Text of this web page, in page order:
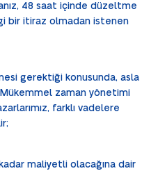
48 saat içinde düzeltme
bir itiraz olmadan istenen
gerektiği konusunda, asla
Mükemmel zaman yönetimi
farklı vadelere
maliyetli olacağına dair